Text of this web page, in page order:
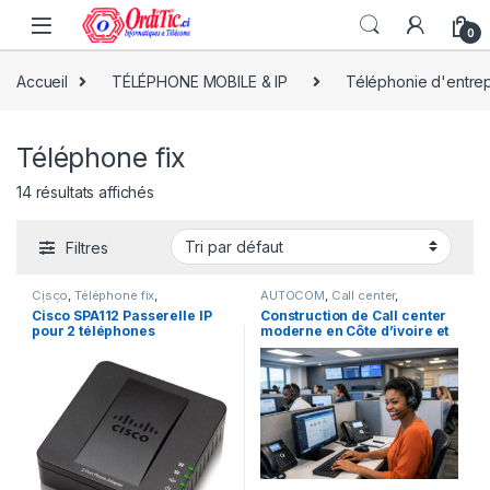
0
Accueil TÉLÉPHONE MOBILE & IP Téléphonie
Téléphone fix
14 résultats affichés
Filtres
Cisco,Téléphone fix,
TÉLÉPHONE MOBILE & IP,
Téléphonie d'entreprise
Cisco SPA112 Passerelle IP
pour 2 téléphones
AUTOCOM, Call center,
Grandstream Téléphone fix ,
TÉLÉPHONE MOBILE & IP,
Téléphonie d'entreprise,Yealink
Construction de Call center
moderne en Côte d’ivoire et
en Afrique